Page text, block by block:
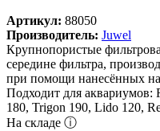
Артикул: 88050
Производитель: Juwel
Крупнопористые
середине фильтра,
при помощи нанесённых на
Подходит для аквариумов:
180, Trigon 190, Lido 120,
На складе ⓘ